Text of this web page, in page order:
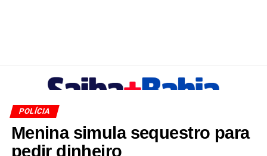
POLÍCIA
Menina simula sequestro para
pedir dinheiro